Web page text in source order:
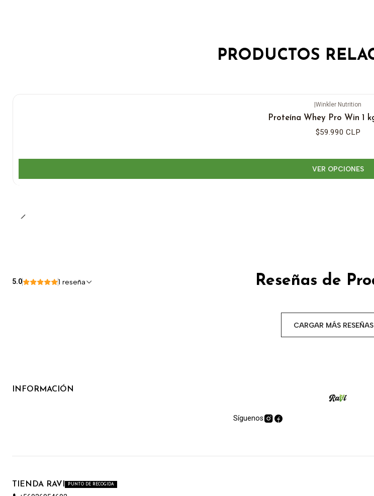
PRODUCTOS
|Winkler Nutrition
Proteína Whey Pro Win 1
$59.990 CLP
VER OPCIONES
Reseñas de
5.0 1 reseña
CARGAR MÁS RESEÑAS
INFORMACIÓN
Síguenos
TIENDA RAVI PUNTO DE RECOGIDA